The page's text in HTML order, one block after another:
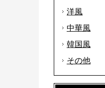
洋風
中華風
韓国風
その他